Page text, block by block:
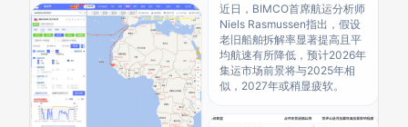
近日，BIMCO首席航运分析师
Niels Rasmussen指出，假设
老旧船舶拆解率显著提高且平
均航速有所降低，预计2026年
集运市场前景将与2025年相
似，2027年或稍显疲软。